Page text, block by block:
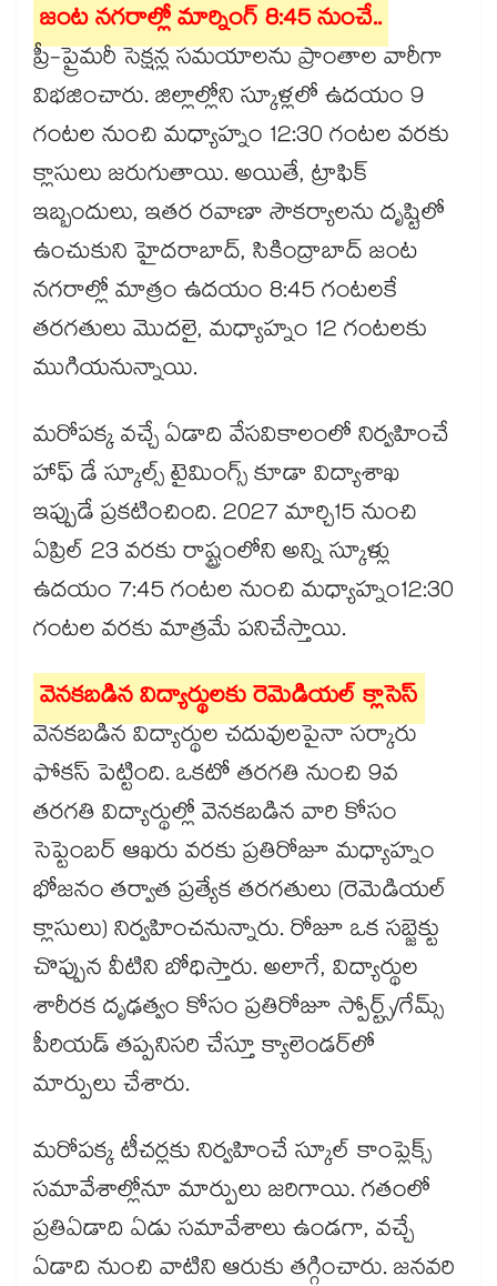
జంట నగరాల్లో మార్నింగ్ 8:45 నుంచే..
ప్రీ-ప్రైమరీ సెక్షన్ల సమయాలను ప్రాంతాల వారీగా
విభజించారు. జిల్లాల్లోని స్కూళ్లలో ఉదయం 9
గంటల నుంచి మధ్యాహ్నం 12:30 గంటల వరకు
క్లాసులు జరుగుతాయి. అయితే, ట్రాఫిక్
ఇబ్బందులు, ఇతర రవాణా సౌకర్యాలను దృష్టిలో
ఉంచుకుని హైదరాబాద్, సికింద్రాబాద్ జంట
నగరాల్లో మాత్రం ఉదయం 8:45 గంటలకే
తరగతులు మొదలై, మధ్యాహ్నం 12 గంటలకు
ముగియనున్నాయి.
మరోపక్క వచ్చే ఏడాది వేసవికాలంలో నిర్వహించే
హాఫ్ డే స్కూల్స్ టైమింగ్స్ కూడా విద్యాశాఖ
ఇప్పుడే ప్రకటించింది. 2027 మార్చి15 నుంచి
ఏప్రిల్ 23 వరకు రాష్ట్రంలోని అన్ని స్కూళ్లు
ఉదయం 7:45 గంటల నుంచి మధ్యాహ్నం12:30
గంటల వరకు మాత్రమే పనిచేస్తాయి.
వెనకబడిన విద్యార్థులకు రెమెడియల్ క్లాసెస్‌
వెనకబడిన విద్యార్థుల చదువులపైనా సర్కారు
ఫోకస్ పెట్టింది. ఒకటో తరగతి నుంచి 9వ
తరగతి విద్యార్థుల్లో వెనకబడిన వారి కోసం
సెప్టెంబర్ ఆఖరు వరకు ప్రతిరోజూ మధ్యాహ్నం
భోజనం తర్వాత ప్రత్యేక తరగతులు (రెమెడియల్
క్లాసులు) నిర్వహించనున్నారు. రోజూ ఒక సబ్జెక్టు
చొప్పున వీటిని బోధిస్తారు. అలాగే, విద్యార్థుల
శారీరక దృఢత్వం కోసం ప్రతిరోజూ స్పోర్ట్స్/గేమ్స్
పీరియడ్ తప్పనిసరి చేస్తూ క్యాలెండర్‌‌లో
మార్పులు చేశారు.
మరోపక్క టీచర్లకు నిర్వహించే స్కూల్ కాంప్లెక్స్
సమావేశాల్లోనూ మార్పులు జరిగాయి. గతంలో
ప్రతిఏడాది ఏడు సమావేశాలు ఉండగా, వచ్చే
ఏడాది నుంచి వాటిని ఆరుకు తగ్గించారు. జనవరి